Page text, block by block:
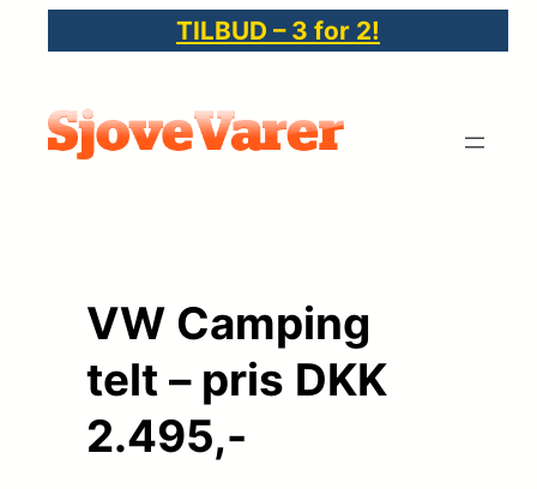
indhold
TILBUD – 3 for 2!
VW Camping
telt – pris DKK
2.495,-